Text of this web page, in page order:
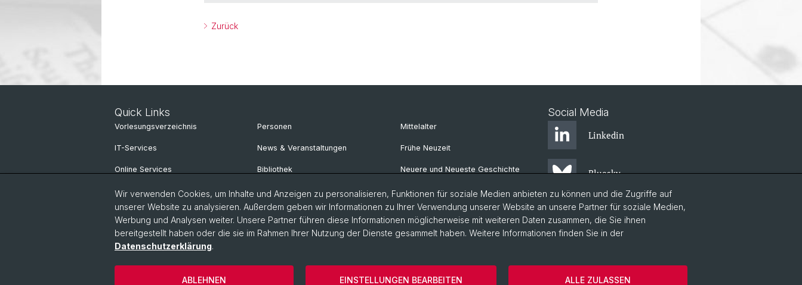
Zurück
Quick Links
Vorlesungsverzeichnis
IT-Services
Online Services
Personensuche
Personeninfo
Intranet
Personen
News & Veranstaltungen
Bibliothek
Sprechstunden
Universitätsgeschichte online
Mittelalter
Frühe Neuzeit
Neuere und Neueste Geschichte
Osteuropäische Geschichte
Geschichte Afrikas
Social Media
Linkedin
Bluesky
© Universität Basel Philosophisch-Historische Fakultät Home Datenschutzerklärung Impressum Kontakt & Öffnungszeiten
Wir verwenden Cookies, um Inhalte und Anzeigen zu personalisieren, Funktionen für soziale Medien anbieten zu können und die Zugriffe auf
unserer Website zu analysieren. Außerdem geben wir Informationen zu Ihrer Verwendung unserer Website an unsere Partner für soziale Medien,
Werbung und Analysen weiter. Unsere Partner führen diese Informationen möglicherweise mit weiteren Daten zusammen, die Sie ihnen
bereitgestellt haben oder die sie im Rahmen Ihrer Nutzung der Dienste gesammelt haben. Weitere Informationen finden Sie in der
Datenschutzerklärung.
EINSTELLUNGEN BEARBEITEN
ABLEHNEN ALLE ZULASSEN